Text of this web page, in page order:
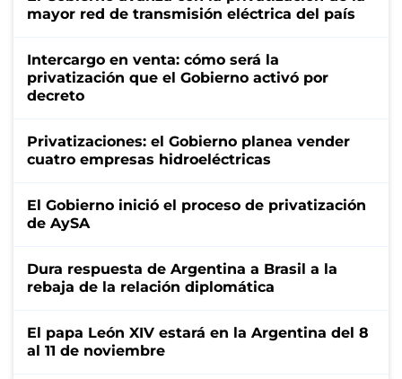
mayor red de transmisión eléctrica del país
Intercargo en venta: cómo será la
privatización que el Gobierno activó por
decreto
Privatizaciones: el Gobierno planea vender
cuatro empresas hidroeléctricas
El Gobierno inició el proceso de privatización
de AySA
Dura respuesta de Argentina a Brasil a la
rebaja de la relación diplomática
El papa León XIV estará en la Argentina del 8
al 11 de noviembre